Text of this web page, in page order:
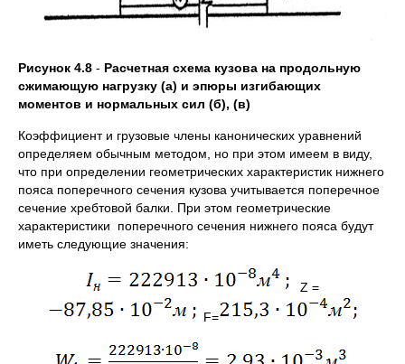
Рисунок 4.8 - Расчетная схема кузова на продольную
сжимающую нагрузку (а) и эпюры изгибающих
моментов и нормальных сил (б), (в)
Коэффициент и грузовые члены канонических уравнений
определяем обычным методом, но при этом имеем в виду,
что при определении геометрических характеристик нижнего
пояса поперечного сечения кузова учитывается поперечное
сечение хребтовой балки. При этом геометрические
характеристики поперечного сечения нижнего пояса будут
иметь следующие значения:
Z =
F=